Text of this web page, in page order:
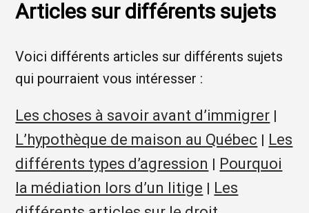
Articles sur différents sujets
Voici différents articles sur différents sujets
qui pourraient vous intéresser :
Les choses à savoir avant d’immigrer |
L’hypothèque de maison au Québec | Les
différents types d’agression | Pourquoi
la médiation lors d’un litige | Les